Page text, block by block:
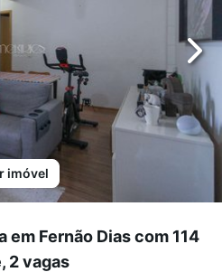
imóvel
em Fernão Dias com 114
2 vagas